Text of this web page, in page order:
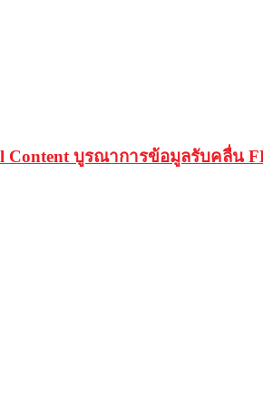
Content บูรณาการข้อมูลรับคลื่น